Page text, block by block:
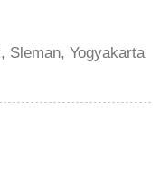
Sleman, Yogyakarta